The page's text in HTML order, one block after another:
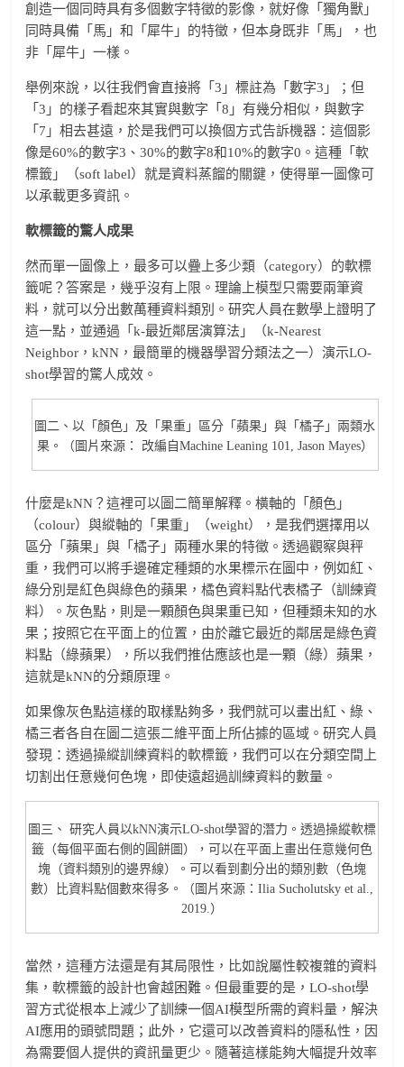
創造一個同時具有多個數字特徵的影像，就好像「獨角獸」
同時具備「馬」和「犀牛」的特徵，但本身既非「馬」，也
非「犀牛」一樣。
舉例來說，以往我們會直接將「3」標註為「數字3」；但
「3」的樣子看起來其實與數字「8」有幾分相似，與數字
「7」相去甚遠，於是我們可以換個方式告訴機器：這個影
像是60%的數字3、30%的數字8和10%的數字0。這種「軟
標籤」（soft label）就是資料蒸餾的關鍵，使得單一圖像可
以承載更多資訊。
軟標籤的驚人成果
然而單一圖像上，最多可以疊上多少類（category）的軟標
籤呢？答案是，幾乎沒有上限。理論上模型只需要兩筆資
料，就可以分出數萬種資料類別。研究人員在數學上證明了
這一點，並通過「k-最近鄰居演算法」（k-Nearest
Neighbor，kNN，最簡單的機器學習分類法之一）演示LO-
shot學習的驚人成效。
圖二、以「顏色」及「果重」區分「蘋果」與「橘子」兩類水
果。（圖片來源： 改編自Machine Leaning 101, Jason Mayes）
什麼是kNN？這裡可以圖二簡單解釋。橫軸的「顏色」
（colour）與縱軸的「果重」（weight），是我們選擇用以
區分「蘋果」與「橘子」兩種水果的特徵。透過觀察與秤
重，我們可以將手邊確定種類的水果標示在圖中，例如紅、
綠分別是紅色與綠色的蘋果，橘色資料點代表橘子（訓練資
料）。灰色點，則是一顆顏色與果重已知，但種類未知的水
果；按照它在平面上的位置，由於離它最近的鄰居是綠色資
料點（綠蘋果），所以我們推估應該也是一顆（綠）蘋果，
這就是kNN的分類原理。
如果像灰色點這樣的取樣點夠多，我們就可以畫出紅、綠、
橘三者各自在圖二這張二維平面上所佔據的區域。研究人員
發現：透過操縱訓練資料的軟標籤，我們可以在分類空間上
切割出任意幾何色塊，即使遠超過訓練資料的數量。
圖三、 研究人員以kNN演示LO-shot學習的潛力。透過操縱軟標
籤（每個平面右側的圓餅圖），可以在平面上畫出任意幾何色
塊（資料類別的邊界線）。可以看到劃分出的類別數（色塊
數）比資料點個數來得多。（圖片來源：Ilia Sucholutsky et al.,
2019.）
當然，這種方法還是有其局限性，比如說屬性較複雜的資料
集，軟標籤的設計也會越困難。但最重要的是，LO-shot學
習方式從根本上減少了訓練一個AI模型所需的資料量，解決
AI應用的頭號問題；此外，它還可以改善資料的隱私性，因
為需要個人提供的資訊量更少。隨著這樣能夠大幅提升效率